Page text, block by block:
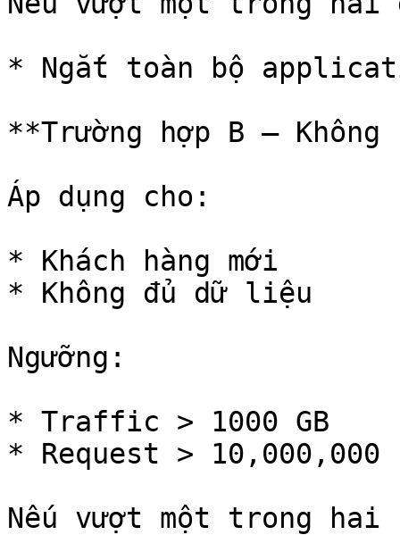
* Ngắt toàn bộ
**Trường hợp B –
Áp dụng cho:
* Khách hàng mới
* Không đủ dữ liệu
Ngưỡng:
* Traffic > 1000 GB
* Request > 10,000,000
Nếu vượt một trong hai